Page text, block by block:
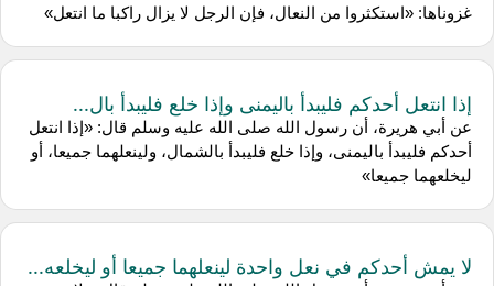
غزوناها: «استكثروا من النعال، فإن الرجل لا يزال راكبا ما انتعل»
إذا انتعل أحدكم فليبدأ باليمنى وإذا خلع فليبدأ بال...
عن أبي هريرة، أن رسول الله صلى الله عليه وسلم قال: «إذا انتعل
أحدكم فليبدأ باليمنى، وإذا خلع فليبدأ بالشمال، ولينعلهما جميعا، أو
ليخلعهما جميعا»
لا يمش أحدكم في نعل واحدة لينعلهما جميعا أو ليخلعه...